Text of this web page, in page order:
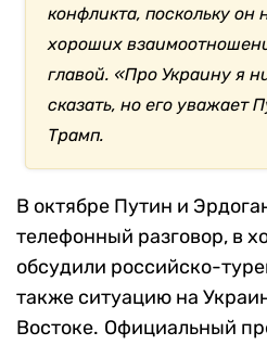
конфликта, поскольку он
хороших
главой. «Про Украину я
сказать, но его уважает
Трамп.
В октябре Путин и
телефонный разговор, в
обсудили российско-
также ситуацию на
Востоке. Официальный